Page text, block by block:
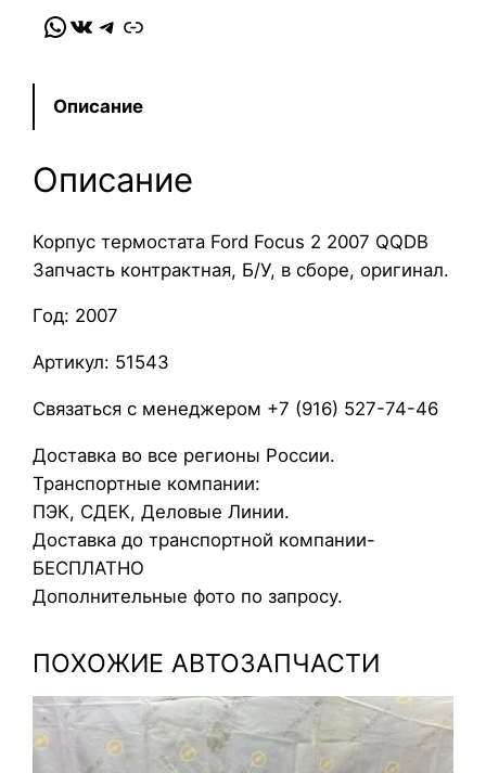
в
о
р
К
о
п
с
т
р
м
о
с
т
а
а
o
r
WhatsApp VK Telegram Link
Описание
Описание
Корпус термостата Ford Focus 2 2007 QQDB
Запчасть контрактная, Б/У, в сборе, оригинал.
Год: 2007
Артикул: 51543
Связаться с менеджером +7 (916) 527-74-46
Доставка во все регионы России.
Транспортные компании:
ПЭК, СДЕК, Деловые Линии.
Доставка до транспортной компании-
БЕСПЛАТНО
Дополнительные фото по запросу.
ПОХОЖИЕ АВТОЗАПЧАСТИ